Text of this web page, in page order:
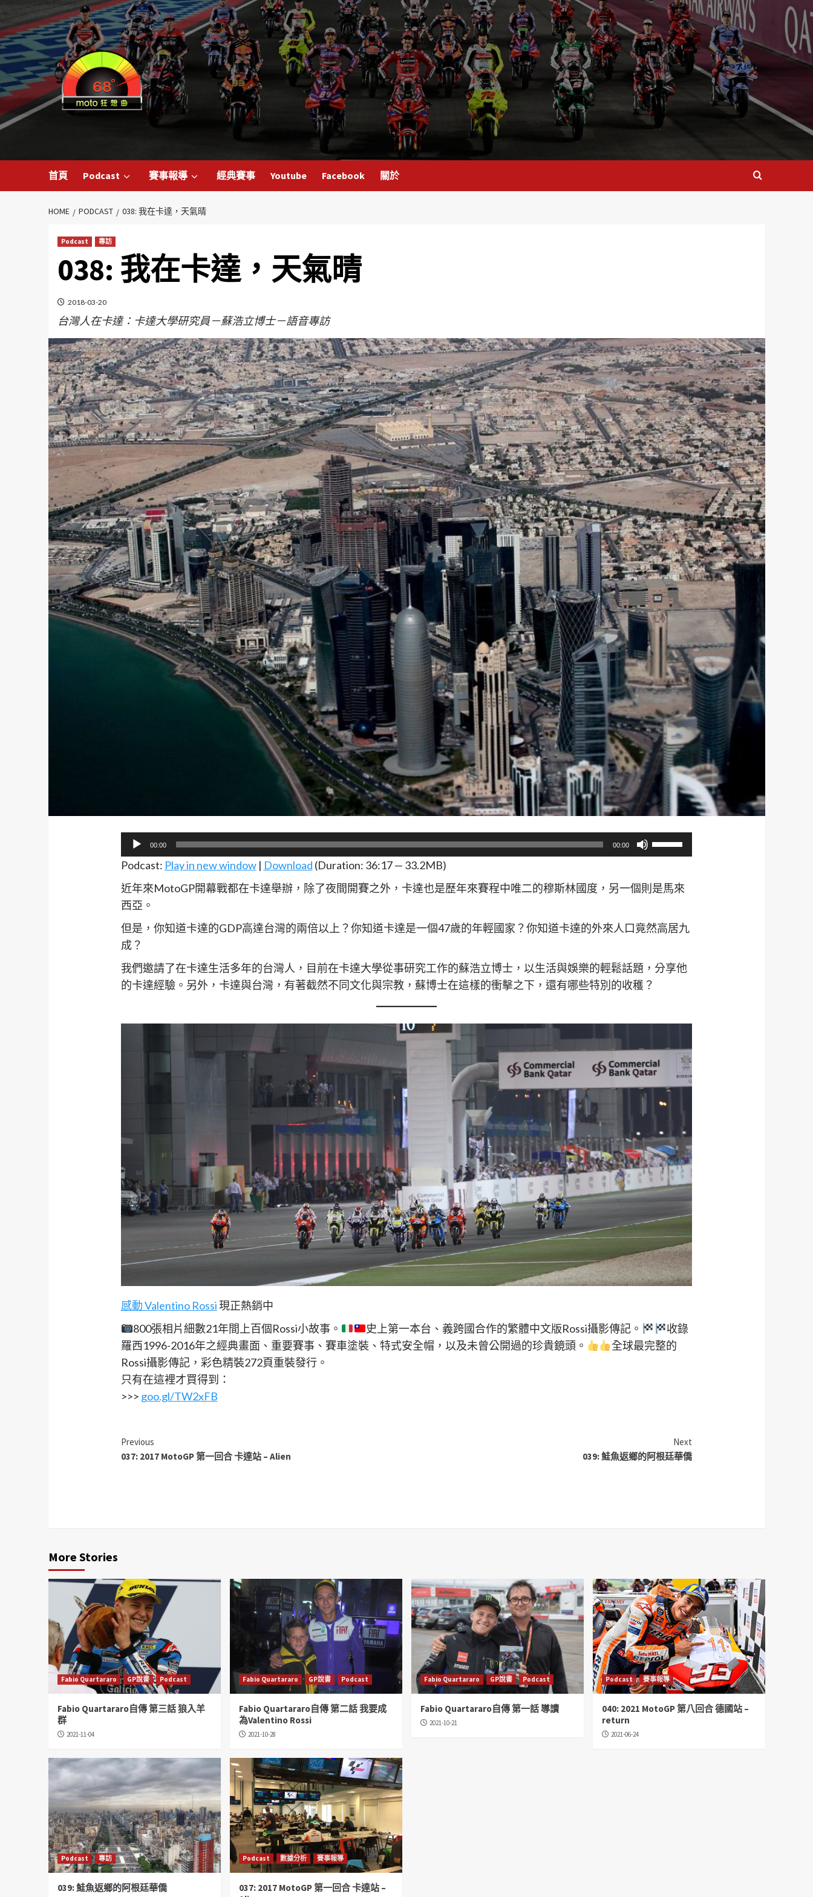
首頁 Podcast 賽事報導 經典賽事 Youtube Facebook 關於
HOME PODCAST 038: 我在卡達，天氣晴
Podcast 專訪
038: 我在卡達，天氣晴
2018-03-20
台灣人在卡達：卡達大學研究員－蘇浩立博士－語音專訪
訊
放
器
00:00 00:00
使
用
上/
下
提
降
音
量。
Podcast: Play in new window| Download (Duration: 36:17 — 33.2MB)
近年來MotoGP開幕戰都在卡達舉辦，除了夜間開賽之外，卡達也是歷年來賽程中唯二的穆斯林國度，另一個則是馬來
西亞。
但是，你知道卡達的GDP高達台灣的兩倍以上？你知道卡達是一個47歲的年輕國家？你知道卡達的外來人口竟然高居九
成？
我們邀請了在卡達生活多年的台灣人，目前在卡達大學從事研究工作的蘇浩立博士，以生活與娛樂的輕鬆話題，分享他
的卡達經驗。另外，卡達與台灣，有著截然不同文化與宗教，蘇博士在這樣的衝擊之下，還有哪些特別的收穫？
感動 Valentino Rossi現正熱銷中
800張相片細數21年間上百個Rossi小故事。
史上第一本台、義跨國合作的繁體中文版Rossi攝影傳記。
收錄
羅西1996-2016年之經典畫面、重要賽事、賽車塗裝、特式安全帽，以及未曾公開過的珍貴鏡頭。
全球最完整的
Rossi攝影傳記，彩色精裝272頁重裝發行。
只有在這裡才買得到：
>>> goo.gl/TW2xFB
Previous
037: 2017 MotoGP 第一回合 卡達站 – Alien
Next
039: 鮭魚返鄉的阿根廷華僑
More Stories
Fabio Quartararo GP說書 Podcast
Fabio Quartararo自傳 第三話 狼入羊
群
2021-11-04
Fabio Quartararo GP說書 Podcast
Fabio Quartararo自傳 第二話 我要成
為Valentino Rossi
2021-10-28
Fabio Quartararo GP說書 Podcast
Fabio Quartararo自傳 第一話 導讀
2021-10-21
Podcast 賽事報導
040: 2021 MotoGP 第八回合 德國站 –
return
2021-06-24
Podcast 專訪
039: 鮭魚返鄉的阿根廷華僑
Podcast 數據分析 賽事報導
037: 2017 MotoGP 第一回合 卡達站 –